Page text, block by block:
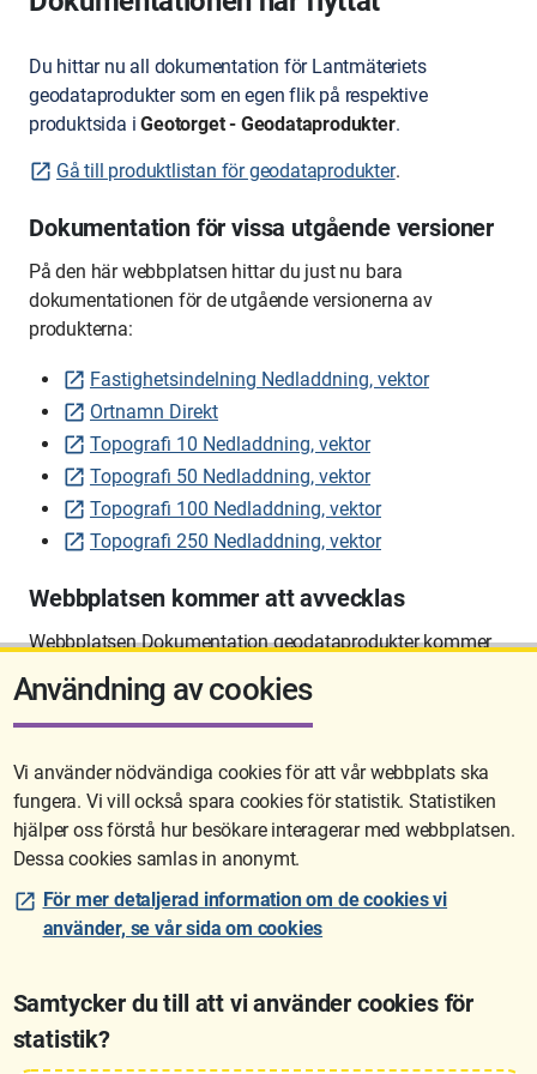
Du hittar nu all dokumentation för Lantmäteriets
geodataprodukter som en egen flik på respektive
produktsida i Geotorget - Geodataprodukter.
Gå till produktlistan för geodataprodukter.
Dokumentation för vissa utgående versioner
På den här webbplatsen hittar du just nu bara
dokumentationen för de utgående versionerna av
produkterna:
Fastighetsindelning Nedladdning, vektor
Ortnamn Direkt
Topografi 10 Nedladdning, vektor
Topografi 50 Nedladdning, vektor
Topografi 100 Nedladdning, vektor
Topografi 250 Nedladdning, vektor
Webbplatsen kommer att avvecklas
Webbplatsen Dokumentation geodataprodukter kommer
att avvecklas på sikt.
Sidan uppdaterades senast: 2026-06-10 12:58
Användning av cookies
Vi använder nödvändiga cookies för att vår webbplats ska
fungera. Vi vill också spara cookies för statistik. Statistiken
hjälper oss förstå hur besökare interagerar med webbplatsen.
Dessa cookies samlas in anonymt.
För mer detaljerad information om de cookies vi
använder, se vår sida om cookies
Samtycker du till att vi använder cookies för
statistik?
Lantmäteriet är den myndighet som kartlägger Sverige. Till våra